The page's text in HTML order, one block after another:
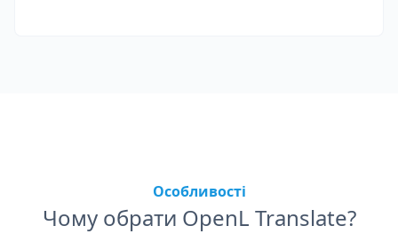
Особливості
Чому обрати OpenL Translate?